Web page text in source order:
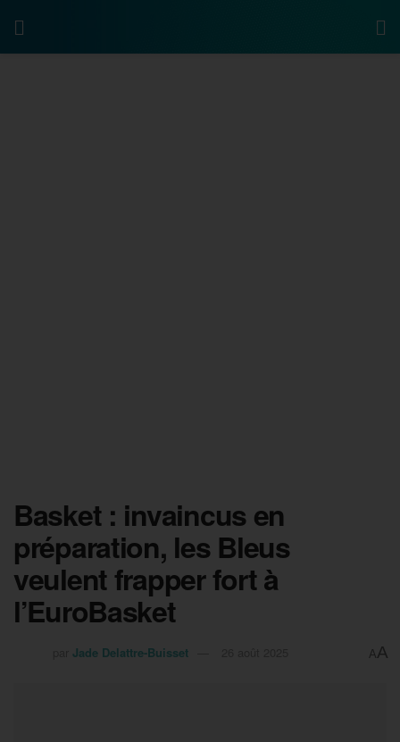
Basket : invaincus en
préparation, les Bleus
veulent frapper fort à
l’EuroBasket
Jade Delattre-Buisset AA